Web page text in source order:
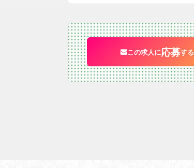
この求人に応募する